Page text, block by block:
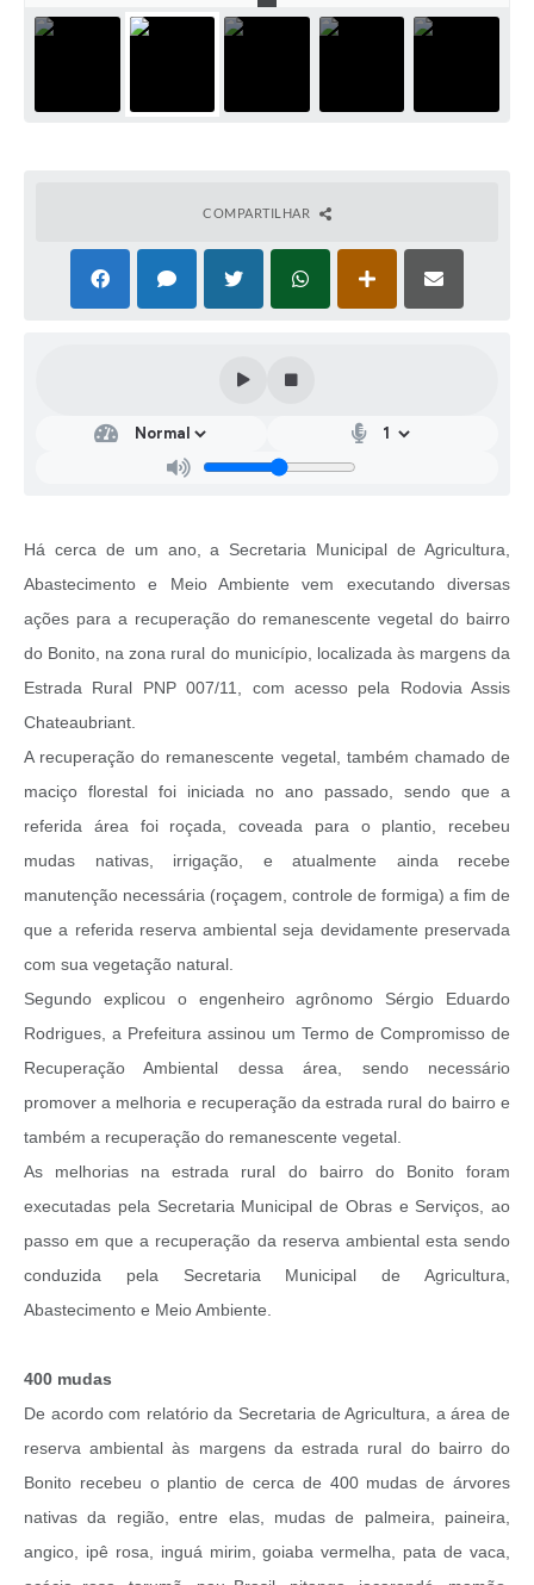
COMPARTILHAR
Há cerca de um ano, a Secretaria Municipal de Agricultura,
Abastecimento e Meio Ambiente vem executando diversas
ações para a recuperação do remanescente vegetal do bairro
do Bonito, na zona rural do município, localizada às margens da
Estrada Rural PNP 007/11, com acesso pela Rodovia Assis
Chateaubriant.
A recuperação do remanescente vegetal, também chamado de
maciço florestal foi iniciada no ano passado, sendo que a
referida área foi roçada, coveada para o plantio, recebeu
mudas nativas, irrigação, e atualmente ainda recebe
manutenção necessária (roçagem, controle de formiga) a fim de
que a referida reserva ambiental seja devidamente preservada
com sua vegetação natural.
Segundo explicou o engenheiro agrônomo Sérgio Eduardo
Rodrigues, a Prefeitura assinou um Termo de Compromisso de
Recuperação Ambiental dessa área, sendo necessário
promover a melhoria e recuperação da estrada rural do bairro e
também a recuperação do remanescente vegetal.
As melhorias na estrada rural do bairro do Bonito foram
executadas pela Secretaria Municipal de Obras e Serviços, ao
passo em que a recuperação da reserva ambiental esta sendo
conduzida pela Secretaria Municipal de Agricultura,
Abastecimento e Meio Ambiente.
400 mudas
De acordo com relatório da Secretaria de Agricultura, a área de
reserva ambiental às margens da estrada rural do bairro do
Bonito recebeu o plantio de cerca de 400 mudas de árvores
nativas da região, entre elas, mudas de palmeira, paineira,
angico, ipê rosa, inguá mirim, goiaba vermelha, pata de vaca,